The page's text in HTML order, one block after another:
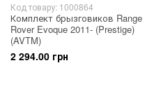
Код товару: 1000864
Комплект брызговиков Range
Rover Evoque 2011- (Prestige)
(AVTM)
2 294.00 грн